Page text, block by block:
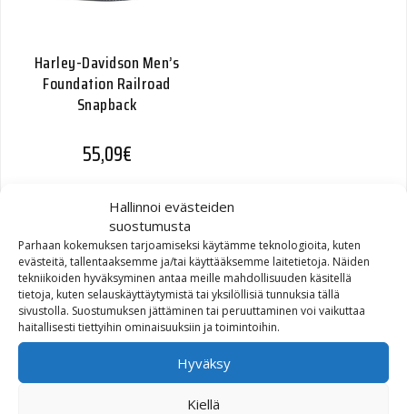
Hallinnoi evästeiden
suostumusta
Parhaan kokemuksen tarjoamiseksi käytämme teknologioita, kuten
evästeitä, tallentaaksemme ja/tai käyttääksemme laitetietoja. Näiden
tekniikoiden hyväksyminen antaa meille mahdollisuuden käsitellä
tietoja, kuten selauskäyttäytymistä tai yksilöllisiä tunnuksia tällä
sivustolla. Suostumuksen jättäminen tai peruuttaminen voi vaikuttaa
haitallisesti tiettyihin ominaisuuksiin ja toimintoihin.
Hyväksy
Kiellä
Harley-Davidson Men’s
Foundation Railroad
Snapback
55,09€
Harley-Davidson Men’s